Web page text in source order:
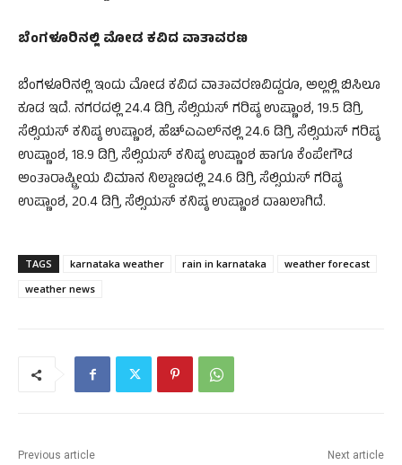
ಬೆಂಗಳೂರಿನಲ್ಲಿ ಮೋಡ ಕವಿದ ವಾತಾವರಣ
ಬೆಂಗಳೂರಿನಲ್ಲಿ ಇಂದು ಮೋಡ ಕವಿದ ವಾತಾವರಣವಿದ್ದರೂ, ಅಲ್ಲಲ್ಲಿ ಬಿಸಿಲೂ
ಕೂಡ ಇದೆ. ನಗರದಲ್ಲಿ 24.4 ಡಿಗ್ರಿ ಸೆಲ್ಸಿಯಸ್ ಗರಿಷ್ಠ ಉಷ್ಣಾಂಶ, 19.5 ಡಿಗ್ರಿ
ಸೆಲ್ಸಿಯಸ್ ಕನಿಷ್ಠ ಉಷ್ಣಾಂಶ, ಹೆಚ್​ಎಎಲ್​​ನಲ್ಲಿ 24.6 ಡಿಗ್ರಿ ಸೆಲ್ಸಿಯಸ್ ಗರಿಷ್ಠ
ಉಷ್ಣಾಂಶ, 18.9 ಡಿಗ್ರಿ ಸೆಲ್ಸಿಯಸ್ ಕನಿಷ್ಠ ಉಷ್ಣಾಂಶ ಹಾಗೂ ಕೆಂಪೇಗೌಡ
ಅಂತಾರಾಷ್ಟ್ರೀಯ ವಿಮಾನ ನಿಲ್ದಾಣದಲ್ಲಿ 24.6 ಡಿಗ್ರಿ ಸೆಲ್ಸಿಯಸ್ ಗರಿಷ್ಠ
ಉಷ್ಣಾಂಶ, 20.4 ಡಿಗ್ರಿ ಸೆಲ್ಸಿಯಸ್ ಕನಿಷ್ಠ ಉಷ್ಣಾಂಶ ದಾಖಲಾಗಿದೆ.
TAGS karnataka weather rain in karnataka
weather forecast
weather news
Previous article Next article